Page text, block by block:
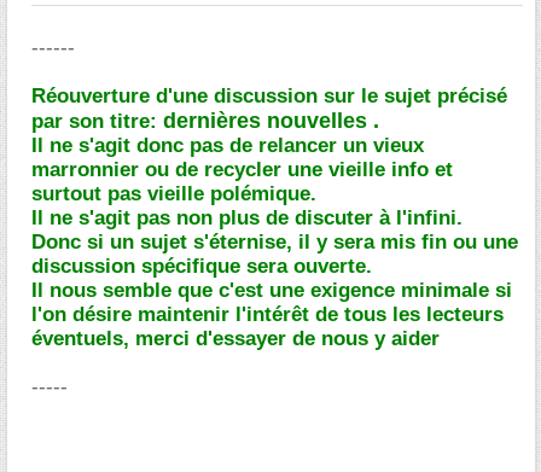
------
Réouverture d'une discussion sur le sujet précisé
par son titre: dernières nouvelles .
Il ne s'agit donc pas de relancer un vieux
marronnier ou de recycler une vieille info et
surtout pas vieille polémique.
Il ne s'agit pas non plus de discuter à l'infini.
Donc si un sujet s'éternise, il y sera mis fin ou une
discussion spécifique sera ouverte.
Il nous semble que c'est une exigence minimale si
l'on désire maintenir l'intérêt de tous les lecteurs
éventuels, merci d'essayer de nous y aider
-----